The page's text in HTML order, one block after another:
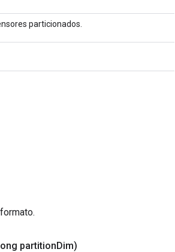
particionados.
partitionDim)